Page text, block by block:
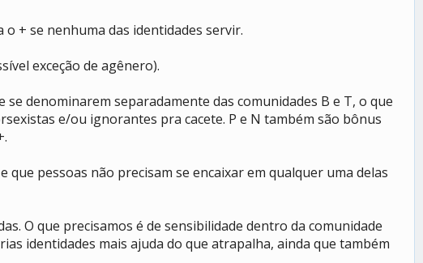
+ se nenhuma das identidades servir.
exceção de agênero).
denominarem separadamente das comunidades B e T, o que
e/ou ignorantes pra cacete. P e N também são bônus
pessoas não precisam se encaixar em qualquer uma delas
O que precisamos é de sensibilidade dentro da comunidade
identidades mais ajuda do que atrapalha, ainda que também